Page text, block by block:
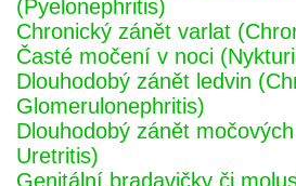
(Pyelonephritis)
Chronický zánět varlat
Časté močení v noci
Dlouhodobý zánět ledvin
Glomerulonephritis)
Dlouhodobý zánět
Uretritis)
Genitální bradavičky či